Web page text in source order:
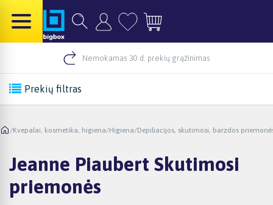
Nemokamas 30 d. prekių grąžinimas
Prekių filtras
/Kvepalai, kosmetika, higiena/Higiena/Depiliacijos, skutimosi, barzdos
Jeanne Piaubert Skutimosi
priemonės